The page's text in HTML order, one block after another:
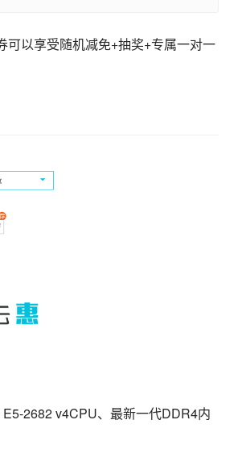
以享受随机减免+抽奖+专属一对一
2682 v4CPU、最新一代DDR4内